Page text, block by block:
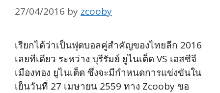
27/04/2016 by zcooby
เรียกได้ว่าเป็นฟุตบอลคู่สำคัญของไทยลีก 2016
เลยทีเดียว ระหว่าง บุรีรัมย์ ยูไนเต็ด VS เอสซีจี
เมืองทอง ยูไนเต็ด ซึ่งจะมีกำหนดการแข่งขันใน
เย็นวันที่ 27 เมษายน 2559 ทาง Zcooby ขอ